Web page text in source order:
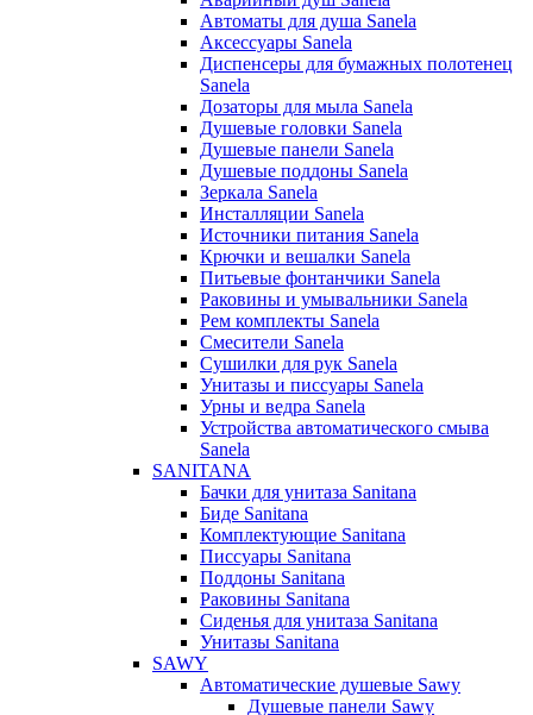
Автоматы для душа Sanela
Аксессуары Sanela
Диспенсеры для бумажных полотенец
Sanela
Дозаторы для мыла Sanela
Душевые головки Sanela
Душевые панели Sanela
Душевые поддоны Sanela
Зеркала Sanela
Инсталляции Sanela
Источники питания Sanela
Крючки и вешалки Sanela
Питьевые фонтанчики Sanela
Раковины и умывальники Sanela
Рем комплекты Sanela
Смесители Sanela
Сушилки для рук Sanela
Унитазы и писсуары Sanela
Урны и ведра Sanela
Устройства автоматического смыва
Sanela
SANITANA
Бачки для унитаза Sanitana
Биде Sanitana
Комплектующие Sanitana
Писсуары Sanitana
Поддоны Sanitana
Раковины Sanitana
Сиденья для унитаза Sanitana
Унитазы Sanitana
SAWY
Автоматические душевые Sawy
Душевые панели Sawy